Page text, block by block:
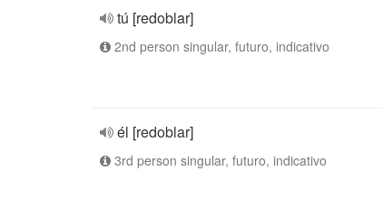
tú [redoblar]
2nd person singular, futuro, indicativo
él [redoblar]
3rd person singular, futuro, indicativo